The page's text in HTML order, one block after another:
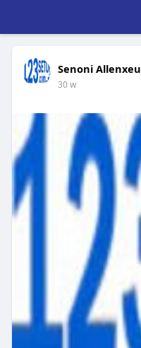
Senoni Allenxeu
30 w